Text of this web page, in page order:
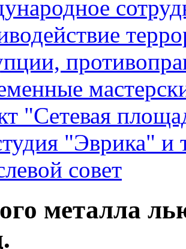
"Сетевая
"Эврика" и
совет
металла